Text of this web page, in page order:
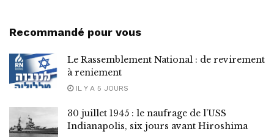
Recommandé pour vous
Le Rassemblement National : de revirement
à reniement
IL Y A 5 JOURS
30 juillet 1945 : le naufrage de l’USS
Indianapolis, six jours avant Hiroshima